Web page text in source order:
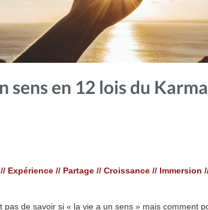
sens en 12 lois du
Expérience // Partage // Croissance // Immersion
pas de savoir si « la vie a un sens » mais comment